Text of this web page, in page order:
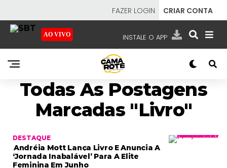
FAZER LOGIN CRIAR CONTA
AO VIVO INSTALE O APP
EMISSORAS
NOSSAS REDES APP TV SBT
SBT- SISTEMA BRASILEIRO DE TELEVISÃO
Todas As Postagens
Marcadas "livro"
DESTAQUE
Andréia Mott Lança Livro E Anuncia A
‘Jornada Inabalável’ Para A Elite
Feminina Em Junho